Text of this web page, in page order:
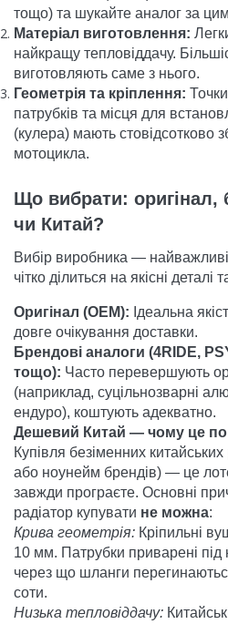
тощо) та шукайте аналог за
Матеріал виготовлення:
найкращу тепловіддачу.
виготовляють саме з нього.
Геометрія та кріплення:
патрубків та місця для
(кулера) мають стовідсотково
мотоцикла.
Що вибрати: оригінал,
чи Китай?
Вибір виробника —
чітко ділиться на якісні деталі
Оригінал (OEM): Ідеальна
довге очікування доставки.
Брендові аналоги (4RIDE,
тощо): Часто перевершують
(наприклад, суцільнозварні
ендуро), коштують адекватно.
Дешевий Китай — чому це
Купівля безіменних
або ноунейм брендів) — це
завжди програєте. Основні
радіатор купувати не можна:
Крива геометрія: Кріпильні
10 мм. Патрубки приварені
через що шланги
соти.
Низька тепловіддачу: